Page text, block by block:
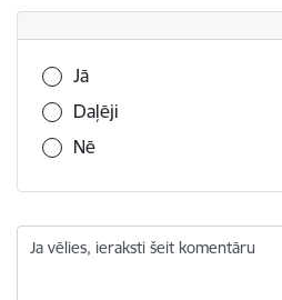
Vai šī informācija bija
Jā
Daļēji
Nē
Ja vēlies, ieraksti šeit komentāru